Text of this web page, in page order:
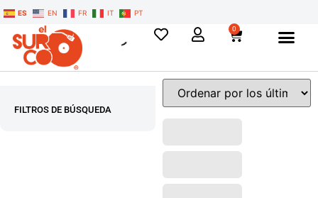
ES EN FR IT PT
0
FILTROS DE BÚSQUEDA